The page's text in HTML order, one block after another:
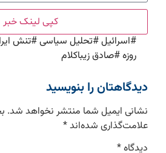
کپی لینک خبر
#اسرائیل#تحلیل سیاسی#تنش
روزه#صادق زیباکلام
دیدگاهتان را بنویسید
نشانی ایمیل شما منتشر نخواهد شد.
علامت‌گذاری شده‌اند*
دیدگاه*